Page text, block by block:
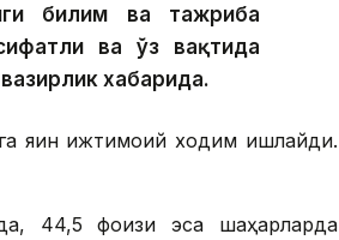
билим ва тажриба
ва ўз вақтида
хабарида.
яқин ижтимоий ходим ишлайди.
44,5 фоизи эса шаҳарларда